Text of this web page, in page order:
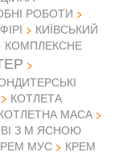
РОБОТИ
КИЇВСЬКИЙ
КОМПЛЕКСНЕ
КОТЛЕТА
МАСА
З М ЯСНОЮ
МУС
КРЕМ